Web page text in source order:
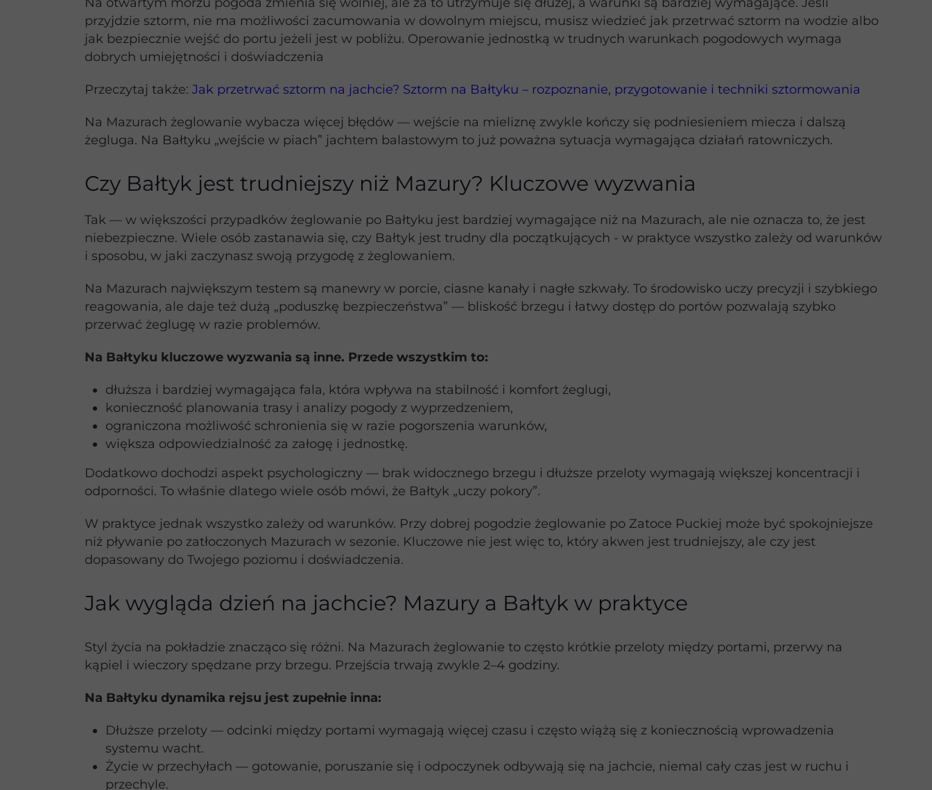
przyjdzie sztorm, nie ma możliwości zacumowania w dowolnym miejscu, musisz wiedzieć jak przetrwać sztorm na wodzie albo
jak bezpiecznie wejść do portu jeżeli jest w pobliżu. Operowanie jednostką w trudnych warunkach pogodowych wymaga
dobrych umiejętności i doświadczenia
Przeczytaj także: Jak przetrwać sztorm na jachcie? Sztorm na Bałtyku – rozpoznanie, przygotowanie i techniki sztormowania
Na Mazurach żeglowanie wybacza więcej błędów — wejście na mieliznę zwykle kończy się podniesieniem miecza i dalszą
żegluga. Na Bałtyku „wejście w piach” jachtem balastowym to już poważna sytuacja wymagająca działań ratowniczych.
Czy Bałtyk jest trudniejszy niż Mazury? Kluczowe wyzwania
Tak — w większości przypadków żeglowanie po Bałtyku jest bardziej wymagające niż na Mazurach, ale nie oznacza to, że jest
niebezpieczne. Wiele osób zastanawia się, czy Bałtyk jest trudny dla początkujących - w praktyce wszystko zależy od warunków
i sposobu, w jaki zaczynasz swoją przygodę z żeglowaniem.
Na Mazurach największym testem są manewry w porcie, ciasne kanały i nagłe szkwały. To środowisko uczy precyzji i szybkiego
reagowania, ale daje też dużą „poduszkę bezpieczeństwa” — bliskość brzegu i łatwy dostęp do portów pozwalają szybko
przerwać żeglugę w razie problemów.
Na Bałtyku kluczowe wyzwania są inne. Przede wszystkim to:
dłuższa i bardziej wymagająca fala, która wpływa na stabilność i komfort żeglugi,
konieczność planowania trasy i analizy pogody z wyprzedzeniem,
ograniczona możliwość schronienia się w razie pogorszenia warunków,
większa odpowiedzialność za załogę i jednostkę.
Dodatkowo dochodzi aspekt psychologiczny — brak widocznego brzegu i dłuższe przeloty wymagają większej koncentracji i
odporności. To właśnie dlatego wiele osób mówi, że Bałtyk „uczy pokory”.
W praktyce jednak wszystko zależy od warunków. Przy dobrej pogodzie żeglowanie po Zatoce Puckiej może być spokojniejsze
niż pływanie po zatłoczonych Mazurach w sezonie. Kluczowe nie jest więc to, który akwen jest trudniejszy, ale czy jest
dopasowany do Twojego poziomu i doświadczenia.
Jak wygląda dzień na jachcie? Mazury a Bałtyk w praktyce
Styl życia na pokładzie znacząco się różni. Na Mazurach żeglowanie to często krótkie przeloty między portami, przerwy na
kąpiel i wieczory spędzane przy brzegu. Przejścia trwają zwykle 2–4 godziny.
Na Bałtyku dynamika rejsu jest zupełnie inna:
Dłuższe przeloty — odcinki między portami wymagają więcej czasu i często wiążą się z koniecznością wprowadzenia
systemu wacht.
Życie w przechyłach — gotowanie, poruszanie się i odpoczynek odbywają się na jachcie, niemal cały czas jest w ruchu i
przechyle.